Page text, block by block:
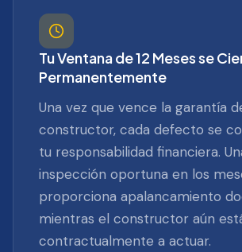
Tu Ventana de 12 Meses se
Permanentemente
Una vez que vence la garantía
constructor, cada defecto se
tu responsabilidad financiera.
inspección oportuna en los
proporciona apalancamiento
mientras el constructor aún
contractualmente a actuar.